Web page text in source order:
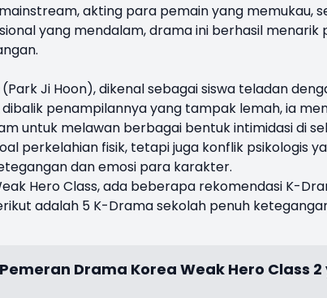
akting para pemain yang memukau,
yang mendalam, drama ini berhasil menarik
Ji Hoon), dikenal sebagai siswa teladan
penampilannya yang tampak lemah, ia
untuk melawan berbagai bentuk intimidasi di
perkelahian fisik, tetapi juga konflik psikologis
dan emosi para karakter.
Hero Class, ada beberapa rekomendasi K-
adalah 5 K-Drama sekolah penuh
Drama Korea Weak Hero Class